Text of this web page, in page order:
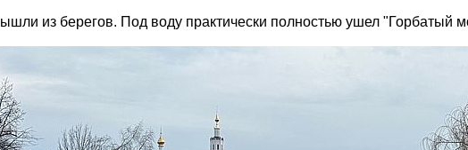
из берегов. Под воду практически полностью ушел "Горбатый